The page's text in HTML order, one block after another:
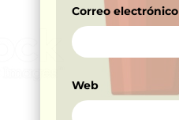
Correo electrónico
Web